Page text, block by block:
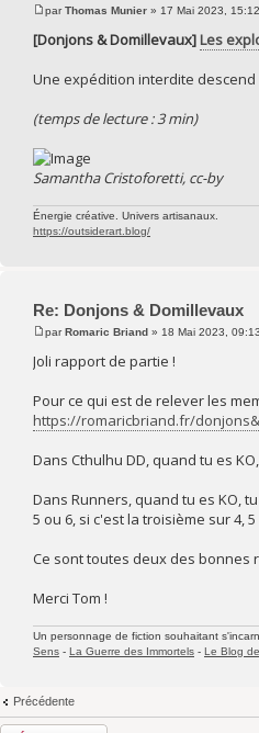
parThomas Munier » 17 Mai 2023, 15:12
[Donjons & Domillevaux] Les
Une expédition interdite
(temps de lecture : 3 min)
Samantha Cristoforetti, cc-by
Énergie créative. Univers artisanaux.
https://outsiderart.blog/
Re: Donjons & Domillevaux
parRomaric Briand » 18 Mai 2023, 09:13
Joli rapport de partie !
Pour ce qui est de relever les
https://romaricbriand.fr/
Dans Cthulhu DD, quand tu es
Dans Runners, quand tu es KO,
5 ou 6, si c'est la troisième sur 4, 5
Ce sont toutes deux des bonnes
Merci Tom !
Un personnage de fiction souhaitant
Sens - La Guerre des Immortels - Le Blog
Précédente
Répondre